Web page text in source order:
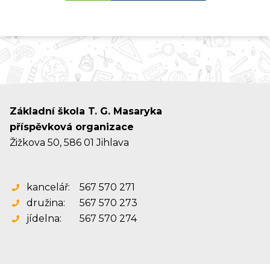
Základní škola T. G. Masaryka
příspěvková organizace
Žižkova 50, 586 01 Jihlava
kancelář:
567 570 271
družina:
567 570 273
jídelna:
567 570 274